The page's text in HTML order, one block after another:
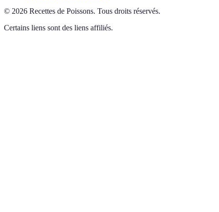
© 2026 Recettes de Poissons. Tous droits réservés.
Certains liens sont des liens affiliés.